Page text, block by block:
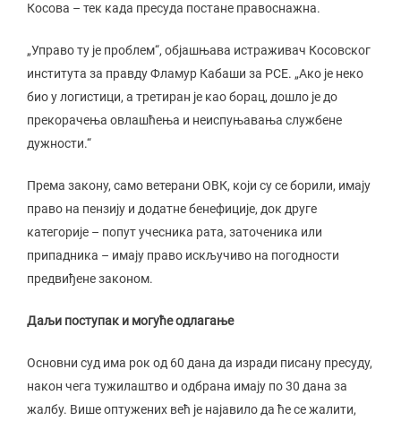
Косова – тек када пресуда постане правоснажна.
„Управо ту је проблем“, објашњава истраживач Косовског
института за правду Фламур Кабаши за РСЕ. „Ако је неко
био у логистици, а третиран је као борац, дошло је до
прекорачења овлашћења и неиспуњавања службене
дужности.“
Према закону, само ветерани ОВК, који су се борили, имају
право на пензију и додатне бенефиције, док друге
категорије – попут учесника рата, заточеника или
припадника – имају право искључиво на погодности
предвиђене законом.
Даљи поступак и могуће одлагање
Основни суд има рок од 60 дана да изради писану пресуду,
након чега тужилаштво и одбрана имају по 30 дана за
жалбу. Више оптужених већ је најавило да ће се жалити,